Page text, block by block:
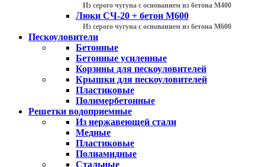
Из серого чугуна с основанием из бетона М400
Люки СЧ-20 + бетон М600
Из серого чугуна с основанием из бетона М600
Пескоуловители
Бетонные
Бетонные усиленные
Корзины для пескоуловителей
Крышки для пескоуловителей
Пластиковые
Полимербетонные
Решетки водоприемные
Из нержавеющей стали
Медные
Пластиковые
Полиамидные
Стальные